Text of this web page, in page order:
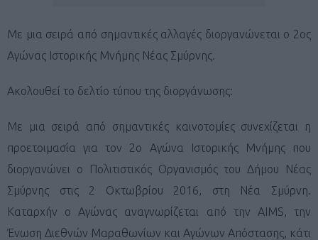
Με μια σειρά από σημαντικές αλλαγές διοργανώνεται ο 2ος
Αγώνας Ιστορικής Μνήμης Νέας Σμύρνης.
Ακολουθεί το δελτίο τύπου της διοργάνωσης:
Mε μια σειρά από σημαντικές καινοτομίες συνεχίζεται η
προετοιμασία για τον 2ο Αγώνα Ιστορικής Μνήμης που
διοργανώνει ο Πολιτιστικός Οργανισμός του Δήμου Νέας
Σμύρνης στις 2 Οκτωβρίου 2016, στη Νέα Σμύρνη.
Καταρχήν ο Αγώνας αναγνωρίζεται από την ΑIMS, την
Ένωση Διεθνών Μαραθωνίων και Αγώνων Απόστασης, κάτι